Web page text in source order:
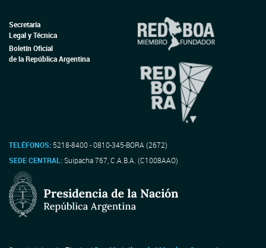
Secretaría
Legal y Técnica
Boletín Oficial
de la República Argentina
TELÉFONOS: 5218-8400 - 0810-345-BORA (2672)
SEDE CENTRAL:Suipacha 767, C.A.B.A. (C1008AAO)